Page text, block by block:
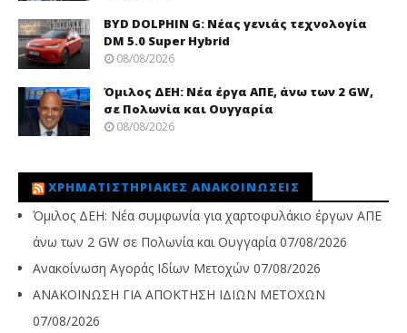
BYD DOLPHIN G: Νέας γενιάς τεχνολογία
DM 5.0 Super Hybrid
08/08/2026
Όμιλος ΔΕΗ: Νέα έργα ΑΠΕ, άνω των 2 GW,
σε Πολωνία και Ουγγαρία
08/08/2026
ΧΡΗΜΑΤΙΣΤΗΡΙΑΚΈΣ ΑΝΑΚΟΙΝΏΣΕΙΣ
Όμιλος ΔΕΗ: Νέα συμφωνία για χαρτοφυλάκιο έργων ΑΠΕ
άνω των 2 GW σε Πολωνία και Ουγγαρία 07/08/2026
Ανακοίνωση Αγοράς Ιδίων Μετοχών 07/08/2026
ΑΝΑΚΟΙΝΩΣΗ ΓΙΑ ΑΠΟΚΤΗΣΗ ΙΔΙΩΝ ΜΕΤΟΧΩΝ
07/08/2026